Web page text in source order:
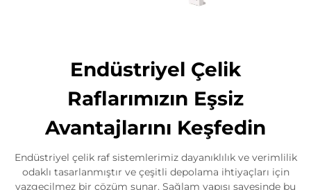
Endüstriyel Çelik
Raflarımızın Eşsiz
Avantajlarını Keşfedin
Endüstriyel çelik raf sistemlerimiz dayanıklılık ve verimlilik
odaklı tasarlanmıştır ve çeşitli depolama ihtiyaçları için
vazgeçilmez bir çözüm sunar. Sağlam yapısı sayesinde bu